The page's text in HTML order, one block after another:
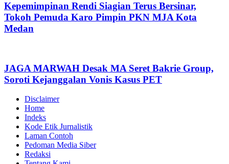
Kepemimpinan Rendi Siagian Terus Bersinar,
Tokoh Pemuda Karo Pimpin PKN MJA Kota
Medan
JAGA MARWAH Desak MA Seret Bakrie Group,
Soroti Kejanggalan Vonis Kasus PET
Disclaimer
Home
Indeks
Kode Etik Jurnalistik
Laman Contoh
Pedoman Media Siber
Redaksi